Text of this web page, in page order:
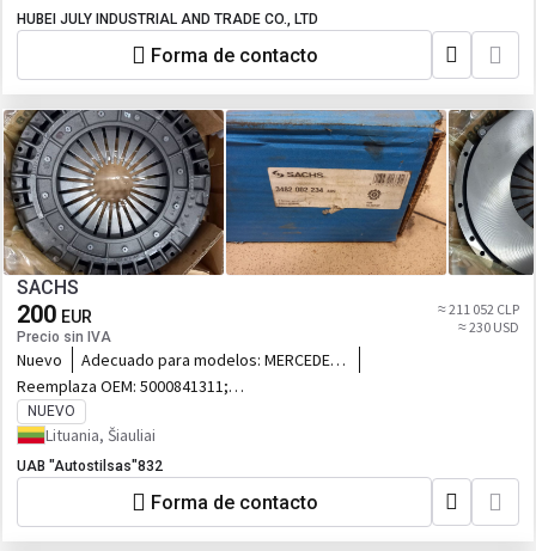
HUBEI JULY INDUSTRIAL AND TRADE CO., LTD
Forma de contacto
SACHS
200 EUR
Precio sin IVA
≈ 211 052 CLP
≈ 230 USD
Nuevo Adecuado para modelos: MERCEDES-
BENZ 1000; MERCEDES-BENZ UNIMOG
Reemplaza OEM: 5000841311;
5000240960; 42061359; 81303050049;
01903954; 01903860
NUEVO
Lituania, Šiauliai
UAB "Autostilsas"832
Forma de contacto